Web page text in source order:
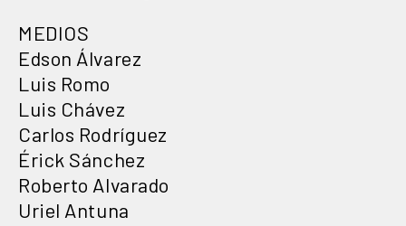
MEDIOS
Edson Álvarez
Luis Romo
Luis Chávez
Carlos Rodríguez
Érick Sánchez
Roberto Alvarado
Uriel Antuna